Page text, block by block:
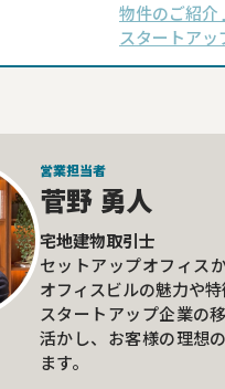
物件のご紹介
スタートア
装付きセット
営業担当者
菅野 勇人
宅地建物取引士
セットアップオフィス
オフィスビルの魅力や
スタートアップ企業の
活かし、お客様の理想
ます。